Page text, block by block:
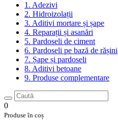
1. Adezivi
2. Hidroizolații
3. Aditivi mortare și șape
4. Reparații și asanări
5. Pardoseli de ciment
6. Pardoseli pe bază de rășini
7. Șape și pardoseli
8. Aditivi betoane
9. Produse complementare
0
Produse în coș